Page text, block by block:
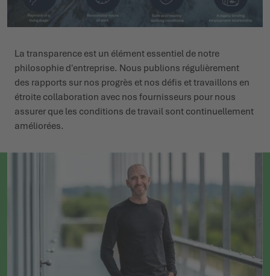
La transparence est un élément essentiel de notre
philosophie d'entreprise. Nous publions régulièrement
des rapports sur nos progrès et nos défis et travaillons en
étroite collaboration avec nos fournisseurs pour nous
assurer que les conditions de travail sont continuellement
améliorées.